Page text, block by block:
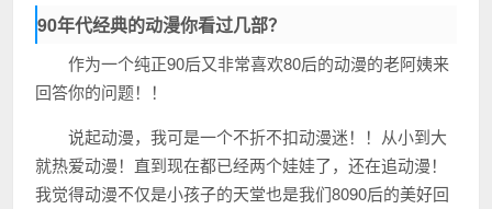
90年代经典的动漫你看过几部？
作为一个纯正90后又非常喜欢80后的动漫的老阿姨来
回答你的问题！！
说起动漫，我可是一个不折不扣动漫迷！！从小到大
就热爱动漫！直到现在都已经两个娃娃了，还在追动漫！
我觉得动漫不仅是小孩子的天堂也是我们8090后的美好回